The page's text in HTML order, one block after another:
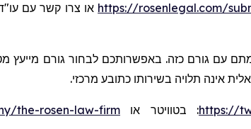
https://rosenlegal.com/
עם גורם כזה. באפשרותכם לבחור גורם מייעץ
אינה תלויה בשירותו כתובע מרכזי.
the-rosen-law-firm או בטוויטר :https://